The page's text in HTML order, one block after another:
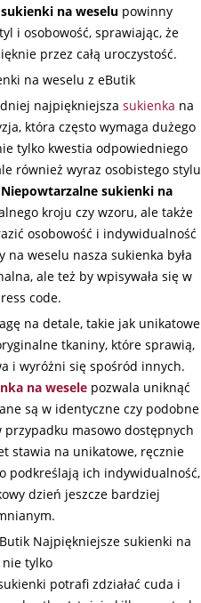
na weselupowinny
i osobowość, sprawiając, że
przez całą uroczystość.
na weselu z eButik
najpiękniejsza sukienka na
która często wymaga dużego
tylko kwestia odpowiedniego
również wyraz osobistego stylu
Niepowtarzalne sukienki na
kroju czy wzoru, ale także
osobowość i indywidualność
na weselu nasza sukienka była
ale też by wpisywała się w
code.
na detale, takie jak unikatowe
tkaniny, które sprawią,
i wyróżni się spośród innych.
na wesele pozwala uniknąć
są w identyczne czy podobne
przypadku masowo dostępnych
stawia na unikatowe, ręcznie
podkreślają ich indywidualność,
dzień jeszcze bardziej
Najpiękniejsze sukienki na
tylko
potrafi zdziałać cuda i